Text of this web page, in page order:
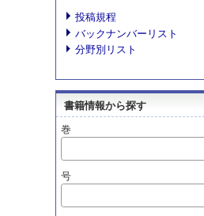
投稿規程
バックナンバーリスト
分野別リスト
書籍情報から探す
巻
号